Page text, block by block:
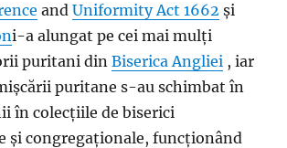
andUniformity Act 1662 și
i-a alungat pe cei mai mulți
puritani dinBiserica Angliei , iar
puritane s-au schimbat în
în colecțiile de biserici
și congregaționale, funcționând